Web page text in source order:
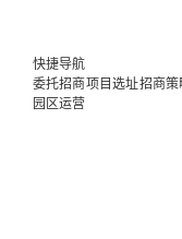
快捷导航
委托招商项目选址招商策
园区运营